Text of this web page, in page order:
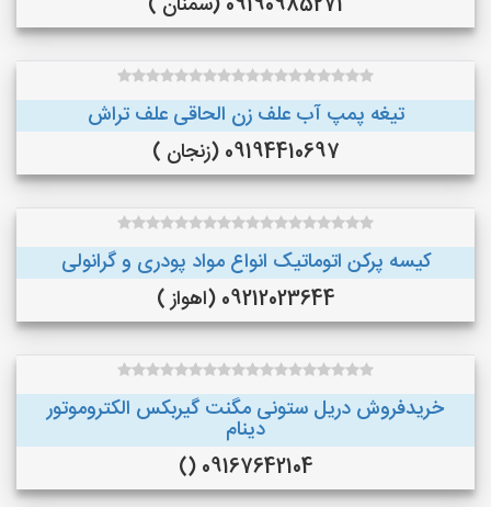
تیغه پمپ آب علف زن الحاقی علف تراش
09194410697 (زنجان )
کیسه پرکن اتوماتیک انواع مواد پودری و گرانولی
09212023644 (اهواز )
خریدفروش دریل ستونی مگنت گیربکس الکتروموتور
دینام
09167642104 ()